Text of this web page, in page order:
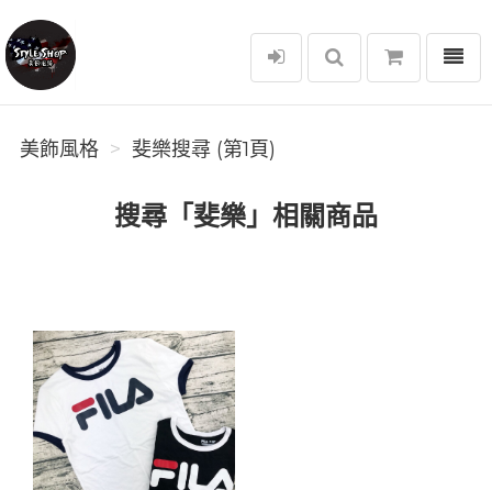
美飾風格
選單
美飾風格 斐樂搜尋 (第1頁)
搜尋「斐樂」相關商品